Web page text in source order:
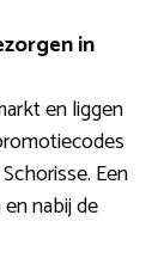
in
en liggen
Een
nabij de